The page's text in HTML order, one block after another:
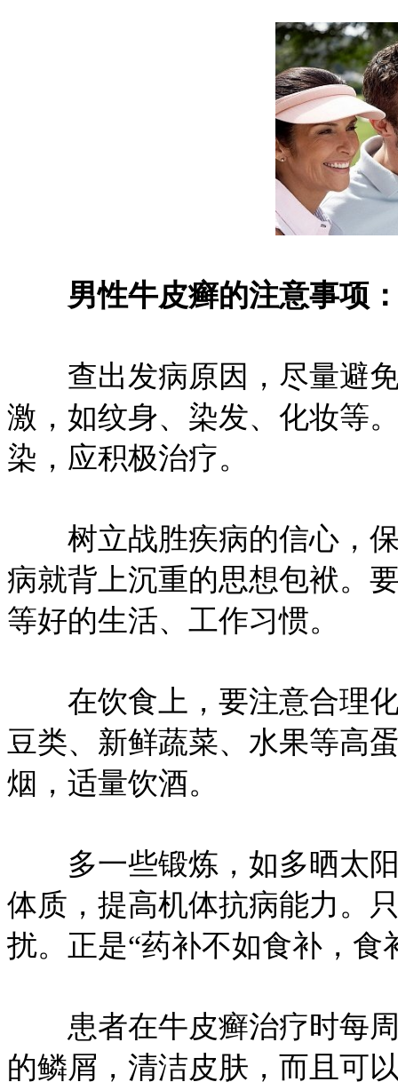
男性牛皮癣的注意事项
查出发病原因，尽量避免
激，如纹身、染发、化妆等
染，应积极治疗。
树立战胜疾病的信心，保
病就背上沉重的思想包袱。
等好的生活、工作习惯。
在饮食上，要注意合理化
豆类、新鲜蔬菜、水果等高
烟，适量饮酒。
多一些锻炼，如多晒太阳
体质，提高机体抗病能力。
扰。正是“药补不如食补，食
患者在牛皮癣治疗时每周
的鳞屑，清洁皮肤，而且可